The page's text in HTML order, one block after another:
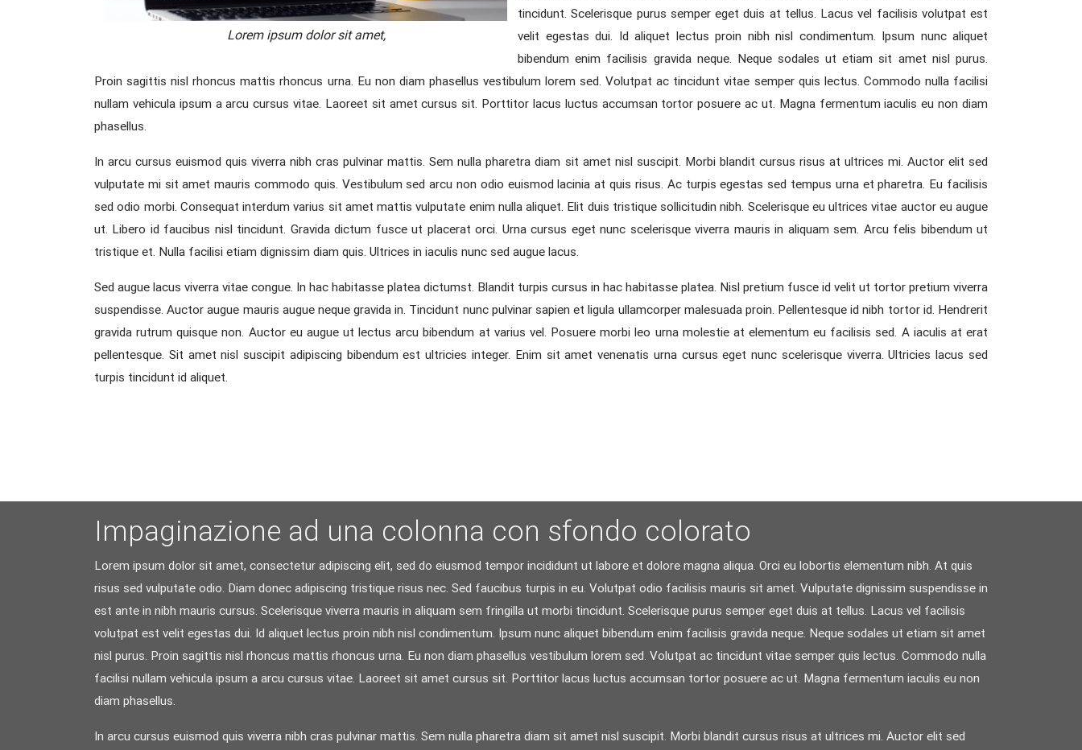
Lorem ipsum dolor sit amet,
tincidunt. Scelerisque purus semper eget duis at tellus. Lacus vel facilisis volutpat est
velit egestas dui. Id aliquet lectus proin nibh nisl condimentum. Ipsum nunc aliquet
bibendum enim facilisis gravida neque. Neque sodales ut etiam sit amet nisl purus.
Proin sagittis nisl rhoncus mattis rhoncus urna. Eu non diam phasellus vestibulum lorem sed. Volutpat ac tincidunt vitae semper quis lectus. Commodo nulla facilisi
nullam vehicula ipsum a arcu cursus vitae. Laoreet sit amet cursus sit. Porttitor lacus luctus accumsan tortor posuere ac ut. Magna fermentum iaculis eu non diam
phasellus.
In arcu cursus euismod quis viverra nibh cras pulvinar mattis. Sem nulla pharetra diam sit amet nisl suscipit. Morbi blandit cursus risus at ultrices mi. Auctor elit sed
vulputate mi sit amet mauris commodo quis. Vestibulum sed arcu non odio euismod lacinia at quis risus. Ac turpis egestas sed tempus urna et pharetra. Eu facilisis
sed odio morbi. Consequat interdum varius sit amet mattis vulputate enim nulla aliquet. Elit duis tristique sollicitudin nibh. Scelerisque eu ultrices vitae auctor eu augue
ut. Libero id faucibus nisl tincidunt. Gravida dictum fusce ut placerat orci. Urna cursus eget nunc scelerisque viverra mauris in aliquam sem. Arcu felis bibendum ut
tristique et. Nulla facilisi etiam dignissim diam quis. Ultrices in iaculis nunc sed augue lacus.
Sed augue lacus viverra vitae congue. In hac habitasse platea dictumst. Blandit turpis cursus in hac habitasse platea. Nisl pretium fusce id velit ut tortor pretium viverra
suspendisse. Auctor augue mauris augue neque gravida in. Tincidunt nunc pulvinar sapien et ligula ullamcorper malesuada proin. Pellentesque id nibh tortor id. Hendrerit
gravida rutrum quisque non. Auctor eu augue ut lectus arcu bibendum at varius vel. Posuere morbi leo urna molestie at elementum eu facilisis sed. A iaculis at erat
pellentesque. Sit amet nisl suscipit adipiscing bibendum est ultricies integer. Enim sit amet venenatis urna cursus eget nunc scelerisque viverra. Ultricies lacus sed
turpis tincidunt id aliquet.
Impaginazione ad una colonna con sfondo colorato
Lorem ipsum dolor sit amet, consectetur adipiscing elit, sed do eiusmod tempor incididunt ut labore et dolore magna aliqua. Orci eu lobortis elementum nibh. At quis
risus sed vulputate odio. Diam donec adipiscing tristique risus nec. Sed faucibus turpis in eu. Volutpat odio facilisis mauris sit amet. Vulputate dignissim suspendisse in
est ante in nibh mauris cursus. Scelerisque viverra mauris in aliquam sem fringilla ut morbi tincidunt. Scelerisque purus semper eget duis at tellus. Lacus vel facilisis
volutpat est velit egestas dui. Id aliquet lectus proin nibh nisl condimentum. Ipsum nunc aliquet bibendum enim facilisis gravida neque. Neque sodales ut etiam sit amet
nisl purus. Proin sagittis nisl rhoncus mattis rhoncus urna. Eu non diam phasellus vestibulum lorem sed. Volutpat ac tincidunt vitae semper quis lectus. Commodo nulla
facilisi nullam vehicula ipsum a arcu cursus vitae. Laoreet sit amet cursus sit. Porttitor lacus luctus accumsan tortor posuere ac ut. Magna fermentum iaculis eu non
diam phasellus.
In arcu cursus euismod quis viverra nibh cras pulvinar mattis. Sem nulla pharetra diam sit amet nisl suscipit. Morbi blandit cursus risus at ultrices mi. Auctor elit sed